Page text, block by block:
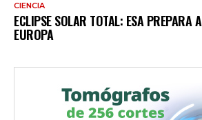
CIENCIA
ECLIPSE SOLAR TOTAL: ESA PREPARA
EUROPA